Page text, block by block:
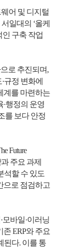
어 및 디지털
일대의 ‘올케
인 구축 작업
로 추진되며,
규정 변화에
계를 마련하는
행정의 운영
를 보다 안정
Future
주요 과제
석할 수 있도
으로 점검하고
바일·이러닝
ERP와 주요
된다. 이를 통